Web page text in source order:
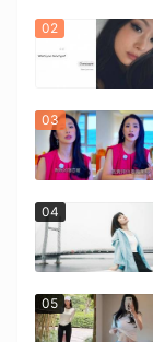
02
03
04
05